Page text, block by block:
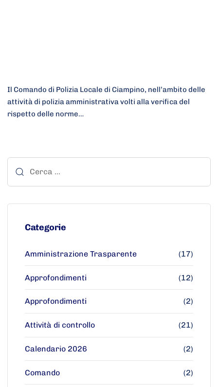
Il Comando di Polizia Locale di Ciampino, nell’ambito delle
attività di polizia amministrativa volti alla verifica del
rispetto delle norme…
Categorie
Amministrazione Trasparente (17)
Approfondimenti (12)
Approfondimenti (2)
Attività di controllo (21)
Calendario 2026 (2)
Comando (2)